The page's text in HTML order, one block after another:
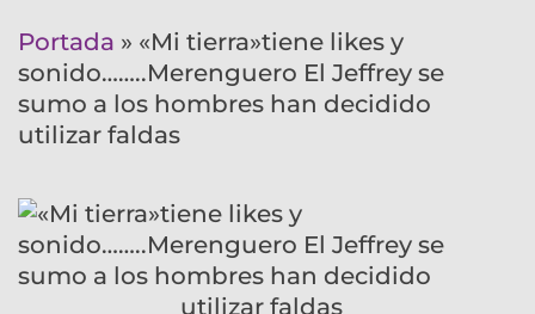
Portada » «Mi tierra»tiene likes y
sonido……..Merenguero El Jeffrey se
sumo a los hombres han decidido
utilizar faldas